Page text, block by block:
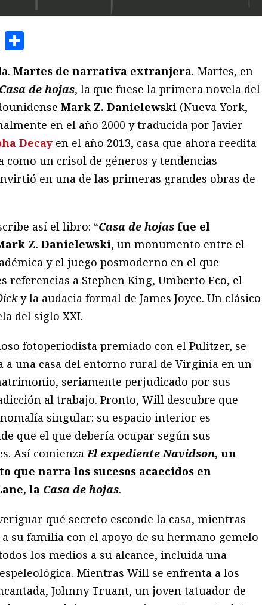
Email
Martes de narrativa extranjera. Martes, en
Casa de hojas, la que fuese la primera novela del
Mark Z. Danielewski (Nueva York,
en el año 2000 y traducida por Javier
Decay en el año 2013, casa que ahora reedita
como un crisol de géneros y tendencias
en una de las primeras grandes obras de
así el libro: “Casa de hojas fue el
Z. Danielewski, un monumento entre el
y el juego posmoderno en el que
referencias a Stephen King, Umberto Eco, el
y la audacia formal de James Joyce. Un clásico
del siglo XXI.
fotoperiodista premiado con el Pulitzer, se
a una casa del entorno rural de Virginia en un
seriamente perjudicado por sus
al trabajo. Pronto, Will descubre que
singular: su espacio interior es
que el que debería ocupar según sus
Así comienzaEl expediente Navidson, un
que narra los sucesos acaecidos en
la Casa de hojas.
qué secreto esconde la casa, mientras
su familia con el apoyo de su hermano gemelo
los medios a su alcance, incluida una
Mientras Will se enfrenta a los
Johnny Truant, un joven tatuador de